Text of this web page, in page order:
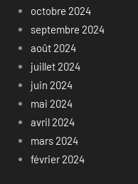
octobre 2024
septembre 2024
août 2024
juillet 2024
juin 2024
mai 2024
avril 2024
mars 2024
février 2024